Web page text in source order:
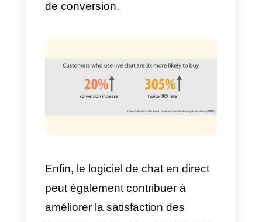
canal idéal pour identifier les
vous faire une idée de ceux qui
sont intéressés par votre produit
Ces informations peuvent être
utilisées pour cibler plus